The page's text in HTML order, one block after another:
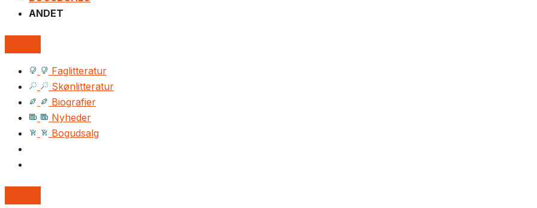
ANDET
Faglitteratur
Skønlitteratur
Biografier
Nyheder
Bogudsalg